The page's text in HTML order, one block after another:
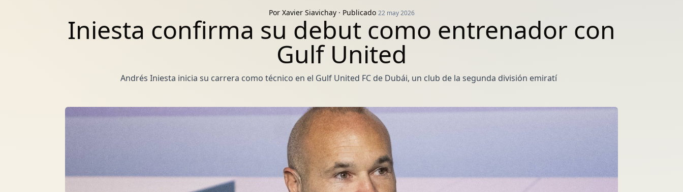
Por Xavier Siavichay· Publicado 22 may 2026
Iniesta confirma su debut como entrenador con
Gulf United
Andrés Iniesta inicia su carrera como técnico en el Gulf United FC de Dubái, un club de la segunda división emiratí